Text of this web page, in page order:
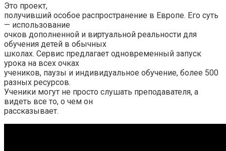
Это проект,
получивший особое распространение в Европе. Его суть
— использование
очков дополненной и виртуальной реальности для
обучения детей в обычных
школах. Сервис предлагает одновременный запуск
урока на всех очках
учеников, паузы и индивидуальное обучение, более 500
разных ресурсов.
Ученики могут не просто слушать преподавателя, а
видеть все то, о чем он
рассказывает.